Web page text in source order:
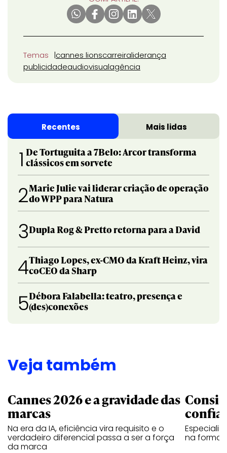
Temas cannes lionscarreiraliderança
publicidadeaudiovisualagência
Recentes Mais lidas
1 De Tortuguita a 7Belo: Arcor transforma
clássicos em sorvete
2Marie Julie vai liderar criação de operação
do WPP para Natura
3Dupla Rog & Pretto retorna para a David
4Thiago Lopes, ex-CMO da Kraft Heinz, vira
coCEO da Sharp
5Débora Falabella: teatro, presença e
(des)conexões
Veja também
Cannes 2026 e a gravidade das
marcas
Na era da IA, eficiência vira requisito e o
verdadeiro diferencial passa a ser a força
da marca
na forma